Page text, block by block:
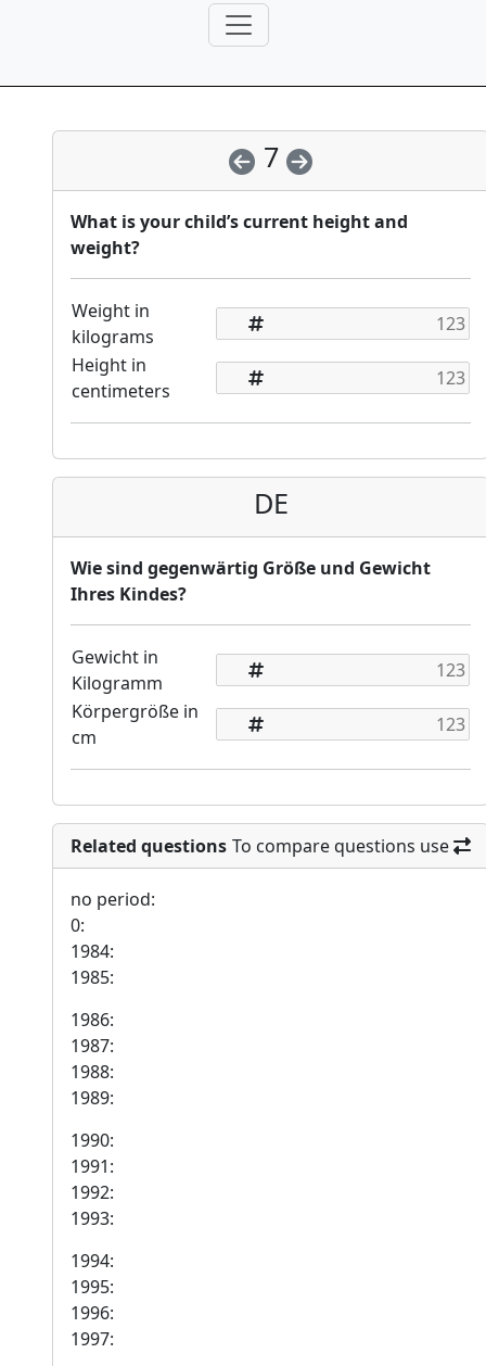
7
What is your child’s current height and
weight?
Weight in
kilograms
Height in
centimeters
DE
Wie sind gegenwärtig Größe und Gewicht
Ihres Kindes?
Gewicht in
Kilogramm
Körpergröße in
cm
Related questions To compare questions use
no period:
0:
1984:
1985:
1986:
1987:
1988:
1989:
1990:
1991:
1992:
1993:
1994:
1995:
1996:
1997: